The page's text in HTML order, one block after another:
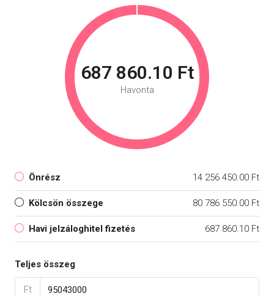
687 860.10 Ft
Havonta
Önrész 14 256 450.00 Ft
Kölcsön összege 80 786 550.00 Ft
Havi jelzáloghitel fizetés 687 860.10 Ft
Teljes összeg
Ft